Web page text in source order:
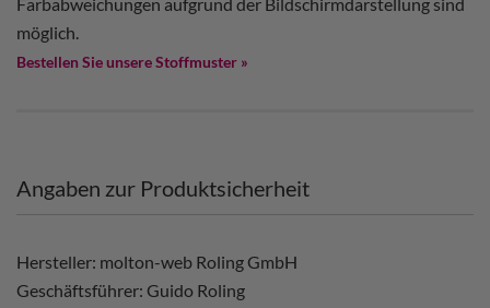
möglich.
Bestellen Sie unsere Stoffmuster »
Angaben zur Produktsicherheit
Hersteller: molton-web Roling GmbH
Geschäftsführer: Guido Roling